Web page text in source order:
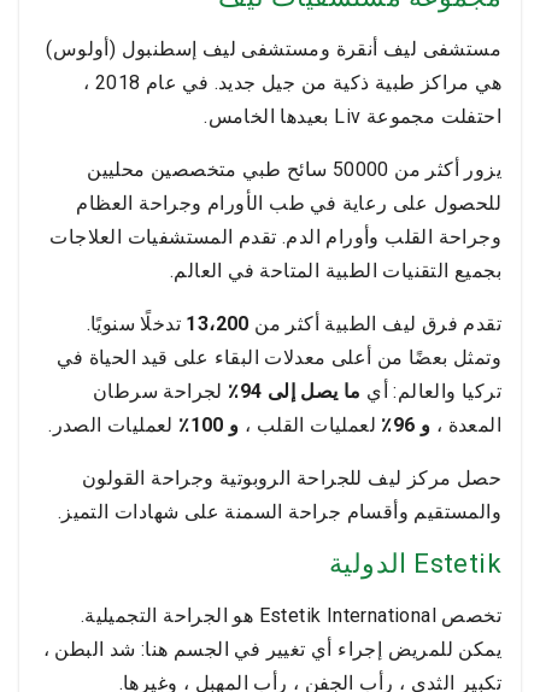
مستشفى ليف أنقرة ومستشفى ليف إسطنبول (أولوس)
هي مراكز طبية ذكية من جيل جديد. في عام 2018 ،
احتفلت مجموعة Liv بعيدها الخامس.
يزور أكثر من 50000 سائح طبي متخصصين محليين
للحصول على رعاية في طب الأورام وجراحة العظام
وجراحة القلب وأورام الدم. تقدم المستشفيات العلاجات
بجميع التقنيات الطبية المتاحة في العالم.
تقدم فرق ليف الطبية أكثر من 13،200 تدخلًا سنويًا.
وتمثل بعضًا من أعلى معدلات البقاء على قيد الحياة في
تركيا والعالم: أي ما يصل إلى 94٪
لجراحة سرطان
المعدة ، و 96٪ لعمليات القلب ، و 100٪ لعمليات الصدر.
حصل مركز ليف للجراحة الروبوتية وجراحة القولون
والمستقيم وأقسام جراحة السمنة على شهادات التميز.
Estetik الدولية
تخصص Estetik International هو الجراحة التجميلية.
يمكن للمريض إجراء أي تغيير في الجسم هنا: شد البطن ،
تكبير الثدي ، رأب الجفن ، رأب المهبل ، وغيرها.